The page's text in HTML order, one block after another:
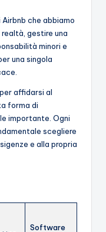
che abbiamo
gestire una
minori e
una singola
affidarsi al
forma di
importante. Ogni
scegliere
e alla propria
Software